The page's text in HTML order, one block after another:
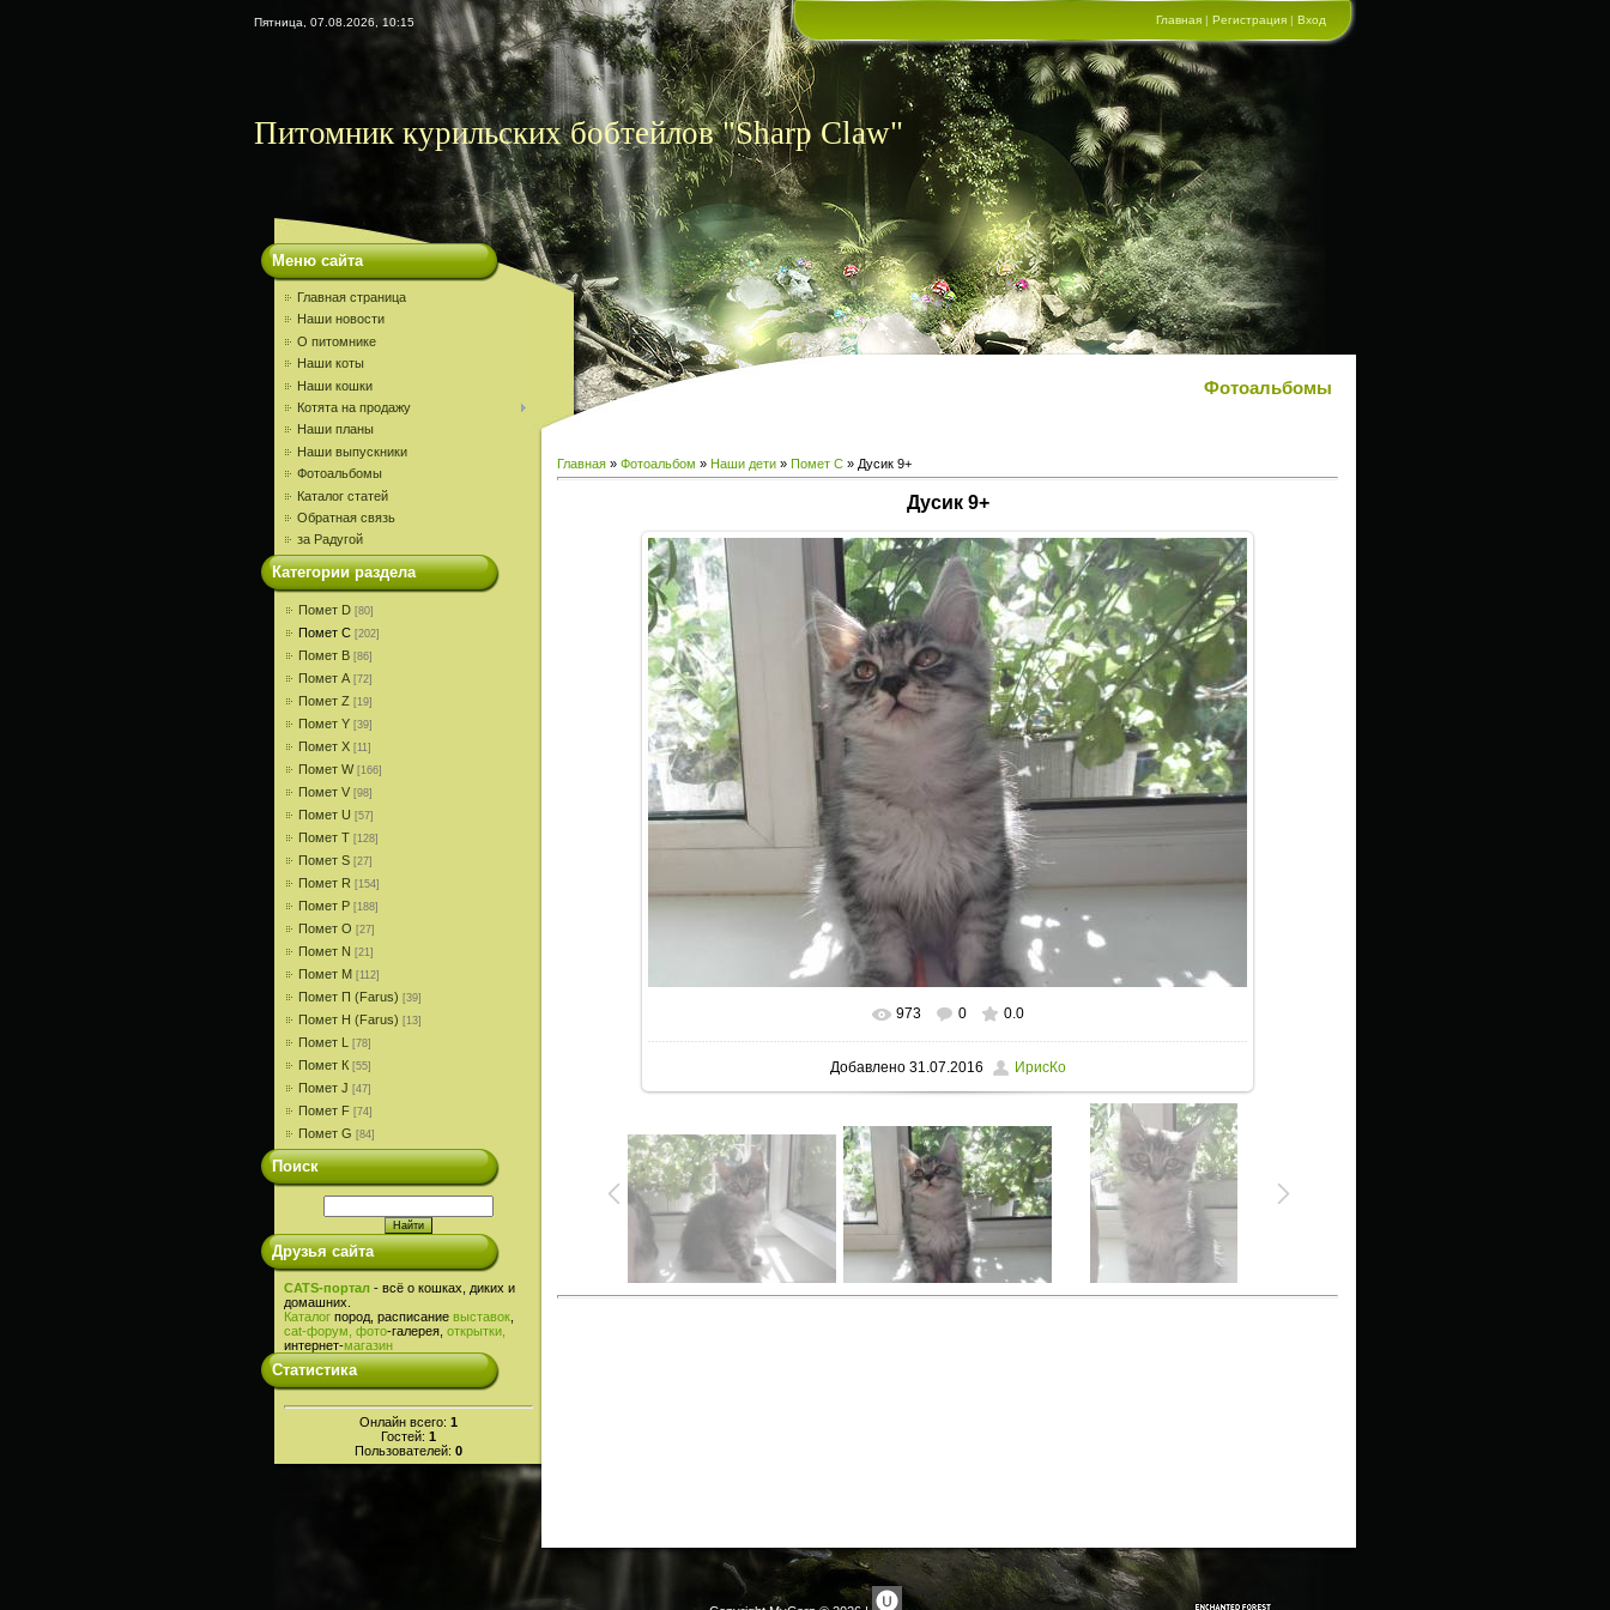
Пятница, 07.08.2026, 10:15 Главная | Регистрация | Вход
Питомник курильских бобтейлов "Sharp Claw"
Меню сайта
Главная страница
Наши новости
О питомнике
Наши коты
Наши кошки
Котята на продажу
Наши планы
Наши выпускники
Фотоальбомы
Каталог статей
Обратная связь
за Радугой
Категории раздела
Помет D [80]
Помет С [202]
Помет В [86]
Помет A [72]
Помет Z [19]
Помет Y [39]
Помет X [11]
Помет W [166]
Помет V [98]
Помет U [57]
Помет T [128]
Помет S [27]
Помет R [154]
Помет P [188]
Помет О [27]
Помет N [21]
Помет M [112]
Помет П (Farus) [39]
Помет Н (Farus) [13]
Помет L [78]
Помет К [55]
Помет J [47]
Помет F [74]
Помет G [84]
Поиск
Друзья сайта
CATS-портал - всё о кошках, диких и
домашних.
Каталог пород, расписание выставок
cat-форум, фото-галерея, открытки,
интернет-магазин
Статистика
Онлайн всего: 1
Гостей: 1
Пользователей: 0
Фотоальбомы
Главная » Фотоальбом » Наши дети » Помет С » Дусик 9+
Дусик 9+
В реальном размере 1024x768
973 0 0.0
Добавлено31.07.2016 ИрисКо